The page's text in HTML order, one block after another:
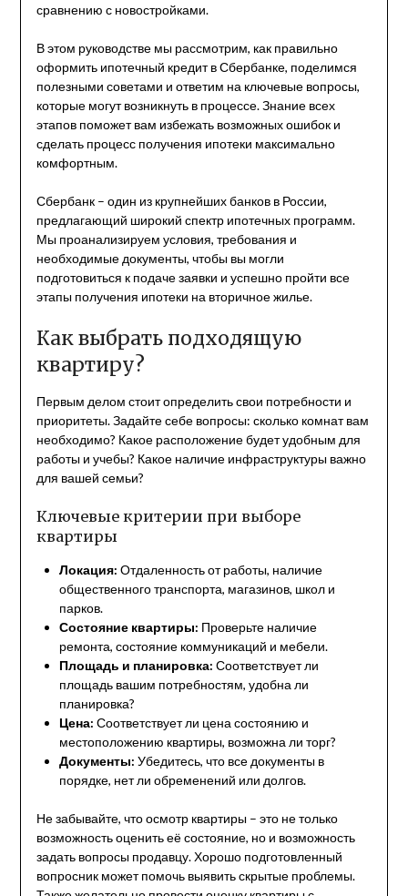
сравнению с новостройками.
В этом руководстве мы рассмотрим, как правильно
оформить ипотечный кредит в Сбербанке, поделимся
полезными советами и ответим на ключевые вопросы,
которые могут возникнуть в процессе. Знание всех
этапов поможет вам избежать возможных ошибок и
сделать процесс получения ипотеки максимально
комфортным.
Сбербанк – один из крупнейших банков в России,
предлагающий широкий спектр ипотечных программ.
Мы проанализируем условия, требования и
необходимые документы, чтобы вы могли
подготовиться к подаче заявки и успешно пройти все
этапы получения ипотеки на вторичное жилье.
Как выбрать подходящую
квартиру?
Первым делом стоит определить свои потребности и
приоритеты. Задайте себе вопросы: сколько комнат вам
необходимо? Какое расположение будет удобным для
работы и учебы? Какое наличие инфраструктуры важно
для вашей семьи?
Ключевые критерии при выборе
квартиры
Локация: Отдаленность от работы, наличие
общественного транспорта, магазинов, школ и
парков.
Состояние квартиры: Проверьте наличие
ремонта, состояние коммуникаций и мебели.
Площадь и планировка: Соответствует ли
площадь вашим потребностям, удобна ли
планировка?
Цена: Соответствует ли цена состоянию и
местоположению квартиры, возможна ли торг?
Документы: Убедитесь, что все документы в
порядке, нет ли обременений или долгов.
Не забывайте, что осмотр квартиры – это не только
возможность оценить её состояние, но и возможность
задать вопросы продавцу. Хорошо подготовленный
вопросник может помочь выявить скрытые проблемы.